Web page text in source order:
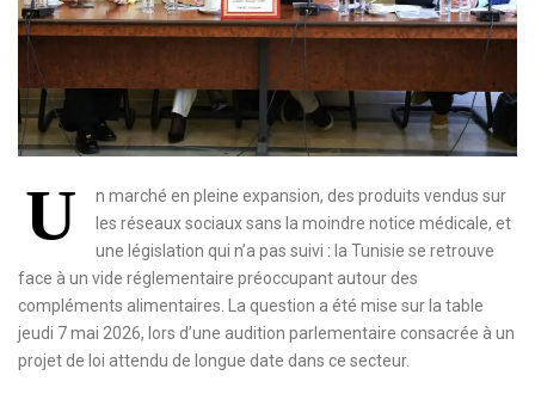
U
n marché en pleine expansion, des produits vendus sur
les réseaux sociaux sans la moindre notice médicale, et
une législation qui n’a pas suivi : la Tunisie se retrouve
face à un vide réglementaire préoccupant autour des
compléments alimentaires. La question a été mise sur la table
jeudi 7 mai 2026, lors d’une audition parlementaire consacrée à un
projet de loi attendu de longue date dans ce secteur.